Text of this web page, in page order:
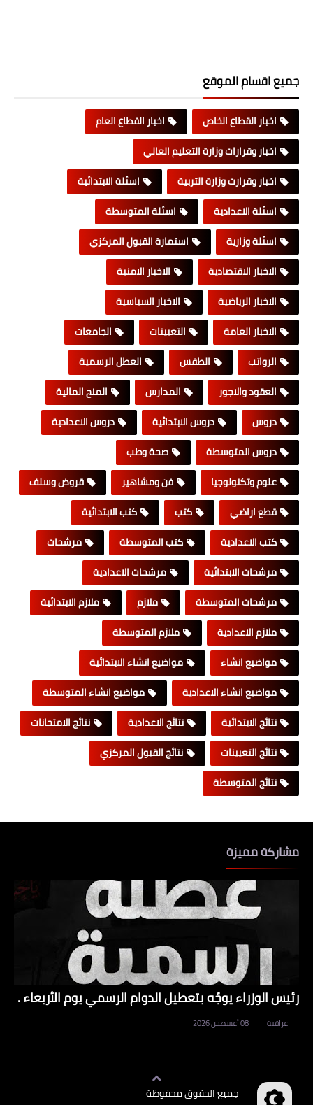
جميع اقسام الموقع
اخبار القطاع الخاص
اخبار القطاع العام
اخبار وقرارات وزارة التعليم العالي
اخبار وقرارت وزارة التربية
اسئلة الابتدائية
اسئلة الاعدادية
اسئلة المتوسطة
اسئلة وزارية
استمارة القبول المركزي
الاخبار الاقتصادية
الاخبار الامنية
الاخبار الرياضية
الاخبار السياسية
الاخبار العامة
التعيينات
الجامعات
الرواتب
الطقس
العطل الرسمية
العقود والاجور
المدارس
المنح المالية
دروس
دروس الابتدائية
دروس الاعدادية
دروس المتوسطة
صحة وطب
علوم وتكنولوجيا
فن ومشاهير
قروض وسلف
قطع اراضي
كتب
كتب الابتدائية
كتب الاعدادية
كتب المتوسطة
مرشحات
مرشحات الابتدائية
مرشحات الاعدادية
مرشحات المتوسطة
ملازم
ملازم الابتدائية
ملازم الاعدادية
ملازم المتوسطة
مواضيع انشاء
مواضيع انشاء الابتدائية
مواضيع انشاء الاعدادية
مواضيع انشاء المتوسطة
نتائج الابتدائية
نتائج الاعدادية
نتائج الامتحانات
نتائج التعيينات
نتائج القبول المركزي
نتائج المتوسطة
مشاركة مميزة
رئيس الوزراء يوجّه بتعطيل الدوام الرسمي يوم الأربعاء .
عراقية 08 أغسطس 2026
جميع الحقوق محفوظة